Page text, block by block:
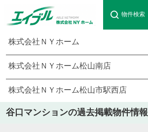
物件検索
株式会社ＮＹホーム
株式会社ＮＹホーム松山南店
株式会社ＮＹホーム松山市駅西店
谷口マンションの過去掲載物件情報